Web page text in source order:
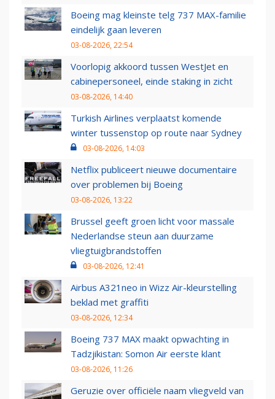
Boeing mag kleinste telg 737 MAX-familie
eindelijk gaan leveren
03-08-2026, 22:54
Voorlopig akkoord tussen WestJet en
cabinepersoneel, einde staking in zicht
03-08-2026, 14:40
Turkish Airlines verplaatst komende
winter tussenstop op route naar Sydney
03-08-2026, 14:03
Netflix publiceert nieuwe documentaire
over problemen bij Boeing
03-08-2026, 13:22
Brussel geeft groen licht voor massale
Nederlandse steun aan duurzame
vliegtuigbrandstoffen
03-08-2026, 12:41
Airbus A321neo in Wizz Air-kleurstelling
beklad met graffiti
03-08-2026, 12:34
Boeing 737 MAX maakt opwachting in
Tadzjikistan: Somon Air eerste klant
03-08-2026, 11:26
Geruzie over officiële naam vliegveld van